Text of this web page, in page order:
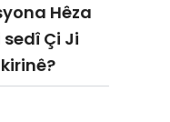
Hêza
Çi Ji